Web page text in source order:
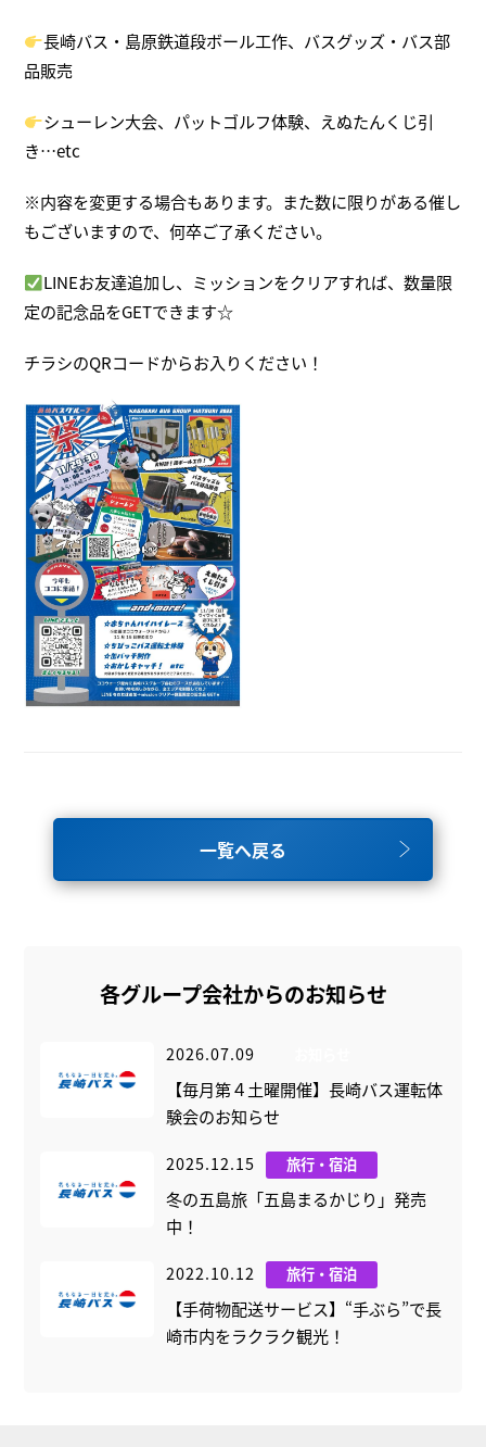
長崎バス・島原鉄道段ボール工作、バスグッズ・バス部
品販売
シューレン大会、パットゴルフ体験、えぬたんくじ引
き…etc
※内容を変更する場合もあります。また数に限りがある催し
もございますので、何卒ご了承ください。
LINEお友達追加し、ミッションをクリアすれば、数量限
定の記念品をGETできます☆
チラシのQRコードからお入りください！
一覧へ戻る
各グループ会社からのお知らせ
2026.07.09
【毎月第４土曜開催】長崎バス運転体
験会のお知らせ
2025.12.15 旅行・宿泊
冬の五島旅「五島まるかじり」発売
中！
2022.10.12 旅行・宿泊
【手荷物配送サービス】“手ぶら”で長
崎市内をラクラク観光！